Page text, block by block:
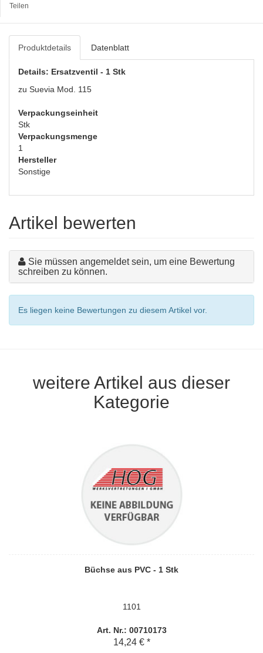
Teilen
Produktdetails Datenblatt
Details: Ersatzventil - 1 Stk
zu Suevia Mod. 115
Verpackungseinheit
Stk
Verpackungsmenge
1
Hersteller
Sonstige
Artikel bewerten
Sie müssen angemeldet sein, um eine Bewertung
schreiben zu können.
Es liegen keine Bewertungen zu diesem Artikel vor.
weitere Artikel aus dieser
Kategorie
Büchse aus PVC - 1 Stk
1101
Art. Nr.: 00710173
14,24 € *